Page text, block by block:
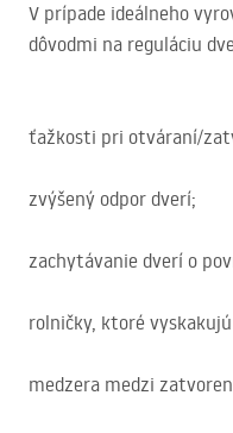
V prípade ideálneho
dôvodmi na reguláciu
ťažkosti pri otváraní/
zvýšený odpor dverí;
zachytávanie dverí o
rolničky, ktoré
medzera medzi